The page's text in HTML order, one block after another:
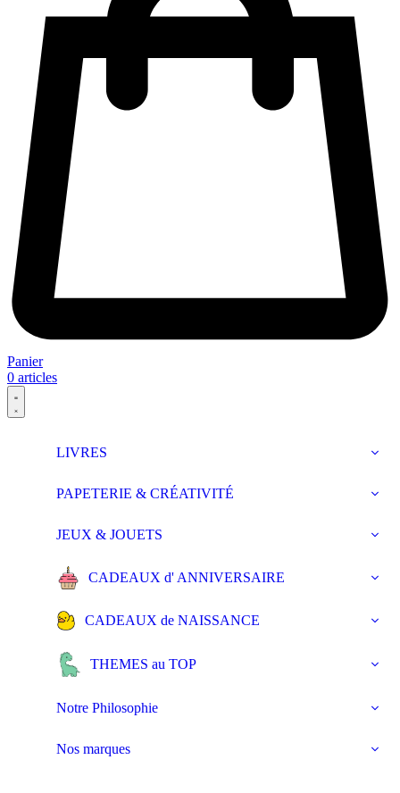
Panier
0 articles
LIVRES
PAPETERIE & CRÉATIVITÉ
JEUX & JOUETS
CADEAUX d' ANNIVERSAIRE
CADEAUX de NAISSANCE
THEMES au TOP
Notre Philosophie
Nos marques